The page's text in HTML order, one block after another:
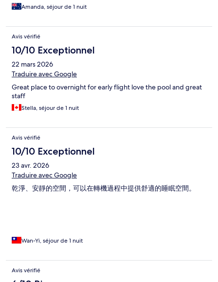
Amanda, séjour de 1 nuit
Avis vérifié
10/10 Exceptionnel
22 mars 2026
Traduire avec Google
Great place to overnight for early flight love the pool and great
staff
Stella, séjour de 1 nuit
Avis vérifié
10/10 Exceptionnel
23 avr. 2026
Traduire avec Google
乾淨、安靜的空間，可以在轉機過程中提供舒適的睡眠空間。
Wan-Yi, séjour de 1 nuit
Avis vérifié